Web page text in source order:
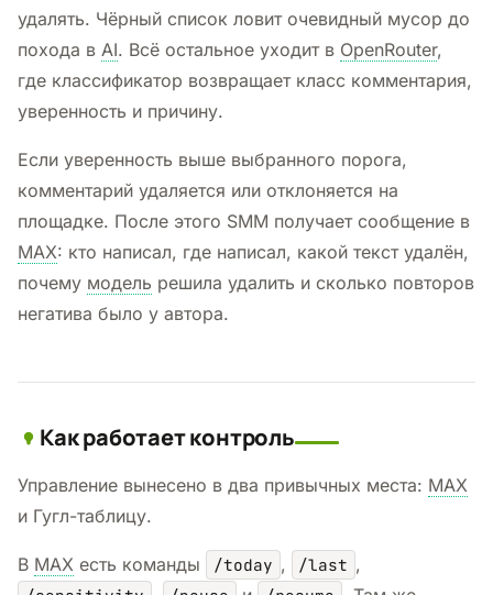
удалять. Чёрный список ловит очевидный мусор до
похода в AI. Всё остальное уходит в OpenRouter,
где классификатор возвращает класс комментария,
уверенность и причину.
Если уверенность выше выбранного порога,
комментарий удаляется или отклоняется на
площадке. После этого SMM получает сообщение в
MAX: кто написал, где написал, какой текст удалён,
почему модель решила удалить и сколько повторов
негатива было у автора.
Как работает контроль
Управление вынесено в два привычных места: MAX
и Гугл-таблицу.
В MAX есть команды /today , /last ,